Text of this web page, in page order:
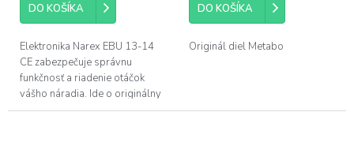
DO KOŠÍKA
Elektronika Narex EBU 13-14
CE zabezpečuje správnu
funkčnosť a riadenie otáčok
vášho náradia. Ide o originálny
náhradný diel určený pre
DO KOŠÍKA
Originál diel Metabo